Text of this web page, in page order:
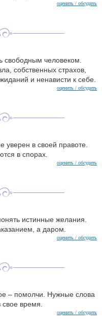
оценить / обсудить
свободным человеком.
собственных страхов,
и ненависти к себе.
оценить / обсудить
уверен в своей правоте.
в спорах.
оценить / обсудить
истинные желания.
а даром.
оценить / обсудить
– помолчи. Нужные слова
время.
оценить / обсудить